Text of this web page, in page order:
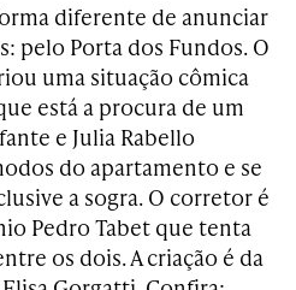
diferente de anunciar
pelo Porta dos Fundos. O
uma situação cômica
está a procura de um
e Julia Rabello
do apartamento e se
a sogra. O corretor é
Pedro Tabet que tenta
os dois. A criação é da